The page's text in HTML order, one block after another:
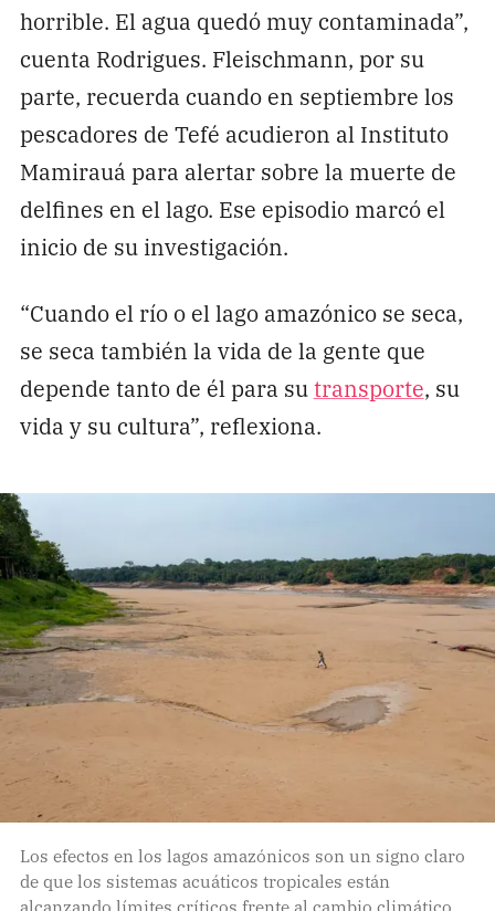
horrible. El agua quedó muy contaminada”,
cuenta Rodrigues. Fleischmann, por su
parte, recuerda cuando en septiembre los
pescadores de Tefé acudieron al Instituto
Mamirauá para alertar sobre la muerte de
delfines en el lago. Ese episodio marcó el
inicio de su investigación.
“Cuando el río o el lago amazónico se seca,
se seca también la vida de la gente que
depende tanto de él para sutransporte, su
vida y su cultura”, reflexiona.
Los efectos en los lagos amazónicos son un signo claro
de que los sistemas acuáticos tropicales están
alcanzando límites críticos frente al cambio climático.